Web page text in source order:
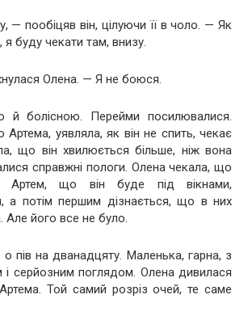
— пообіцяв він, цілуючи її в чоло. — Як
я буду чекати там, внизу.
Олена. — Я не боюся.
й болісною. Перейми посилювалися.
уявляла, як він не спить, чекає
що він хвилюється більше, ніж вона
справжні пологи. Олена чекала, що
Артем, що він буде під вікнами,
а потім першим дізнається, що в них
Але його все не було.
пів на дванадцяту. Маленька, гарна, з
серйозним поглядом. Олена дивилася
Той самий розріз очей, те саме